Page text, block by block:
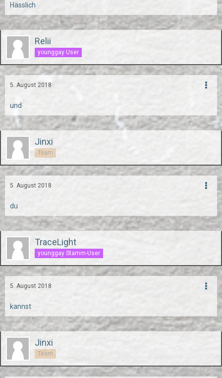
Hässlich
Relii
younggay User
5. August 2018
und
Jinxi
Team
5. August 2018
du
TraceLight
younggay Stamm-User
5. August 2018
kannst
Jinxi
Team